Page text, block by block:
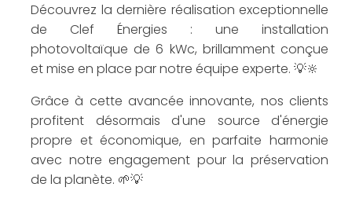
Découvrez la dernière réalisation exceptionnelle
de Clef Énergies : une installation
photovoltaïque de 6 kWc, brillamment conçue
et mise en place par notre équipe experte. 💡🔆
Grâce à cette avancée innovante, nos clients
profitent désormais d'une source d'énergie
propre et économique, en parfaite harmonie
avec notre engagement pour la préservation
de la planète. 🌱💡